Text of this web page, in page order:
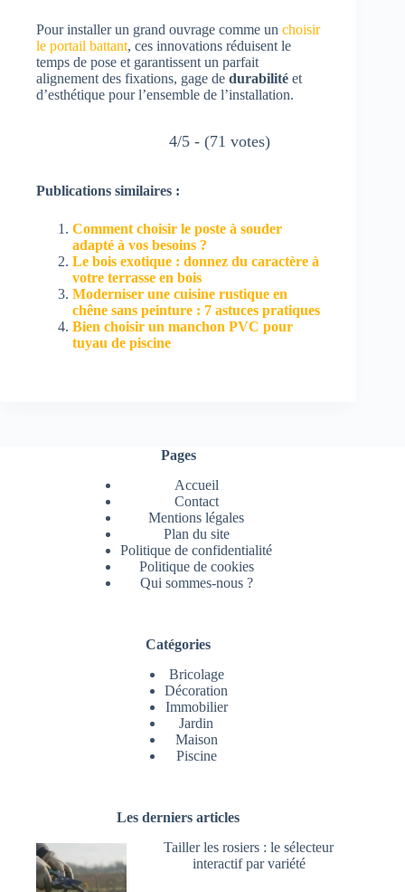
Pour installer un grand ouvrage comme un choisir
le portail battant, ces innovations réduisent le
temps de pose et garantissent un parfait
alignement des fixations, gage de durabilité et
d’esthétique pour l’ensemble de l’installation.
4/5 - (71 votes)
Publications similaires :
Comment choisir le poste à souder
adapté à vos besoins ?
Le bois exotique : donnez du caractère à
votre terrasse en bois
Moderniser une cuisine rustique en
chêne sans peinture : 7 astuces pratiques
Bien choisir un manchon PVC pour
tuyau de piscine
Pages
Accueil
Contact
Mentions légales
Plan du site
Politique de confidentialité
Politique de cookies
Qui sommes-nous ?
Catégories
Bricolage
Décoration
Immobilier
Jardin
Maison
Piscine
Les derniers articles
Tailler les rosiers : le sélecteur
interactif par variété